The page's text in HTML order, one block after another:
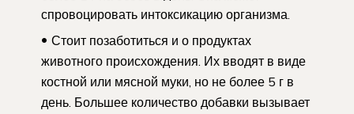
спровоцировать интоксикацию организма.
Стоит позаботиться и о продуктах
животного происхождения. Их вводят в виде
костной или мясной муки, но не более 5 г в
день. Большее количество добавки вызывает